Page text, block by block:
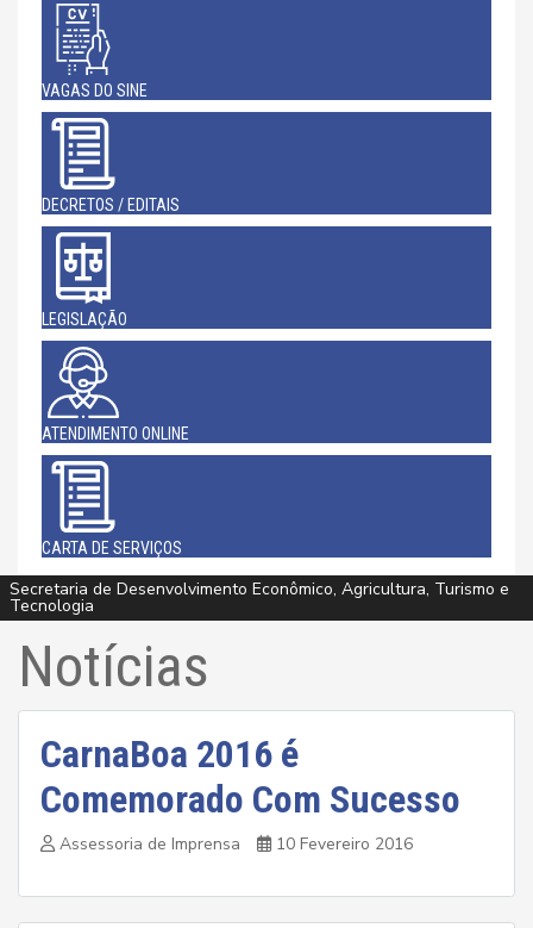
VAGAS DO SINE
DECRETOS / EDITAIS
LEGISLAÇÃO
ATENDIMENTO ONLINE
CARTA DE SERVIÇOS
Notícias
CarnaBoa 2016 é
Comemorado Com Sucesso
Assessoria de Imprensa 10 Fevereiro 2016
Saúde
Assistência Social e Cidadania
Saúde
Saúde
Infraestrutura e Meio Ambiente
Saúde
Infraestrutura e Meio Ambiente
Esporte, Cultura e Lazer
Secretaria de Desenvolvimento Econômico, Agricultura, Turismo e
Tecnologia